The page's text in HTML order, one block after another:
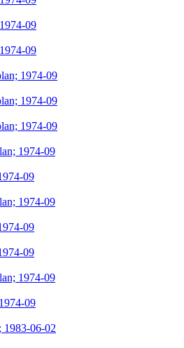
09
09
1974-09
1974-09
1974-09
1974-09
09
1974-09
09
09
1974-09
09
1983-06-02